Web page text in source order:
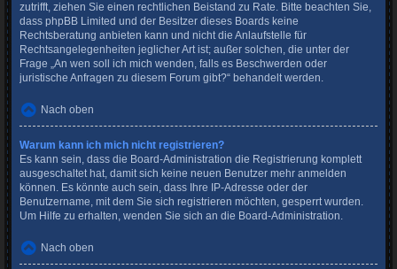
zutrifft, ziehen Sie einen rechtlichen Beistand zu Rate. Bitte beachten Sie,
dass phpBB Limited und der Besitzer dieses Boards keine
Rechtsberatung anbieten kann und nicht die Anlaufstelle für
Rechtsangelegenheiten jeglicher Art ist; außer solchen, die unter der
Frage „An wen soll ich mich wenden, falls es Beschwerden oder
juristische Anfragen zu diesem Forum gibt?“ behandelt werden.
Nach oben
Warum kann ich mich nicht registrieren?
Es kann sein, dass die Board-Administration die Registrierung komplett
ausgeschaltet hat, damit sich keine neuen Benutzer mehr anmelden
können. Es könnte auch sein, dass Ihre IP-Adresse oder der
Benutzername, mit dem Sie sich registrieren möchten, gesperrt wurden.
Um Hilfe zu erhalten, wenden Sie sich an die Board-Administration.
Nach oben